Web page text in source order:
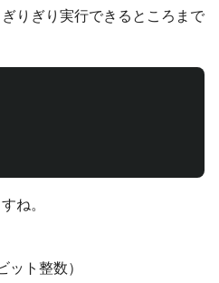
りぎり実行できるところまで
ね。
ト整数）